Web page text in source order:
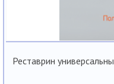
Реставрин